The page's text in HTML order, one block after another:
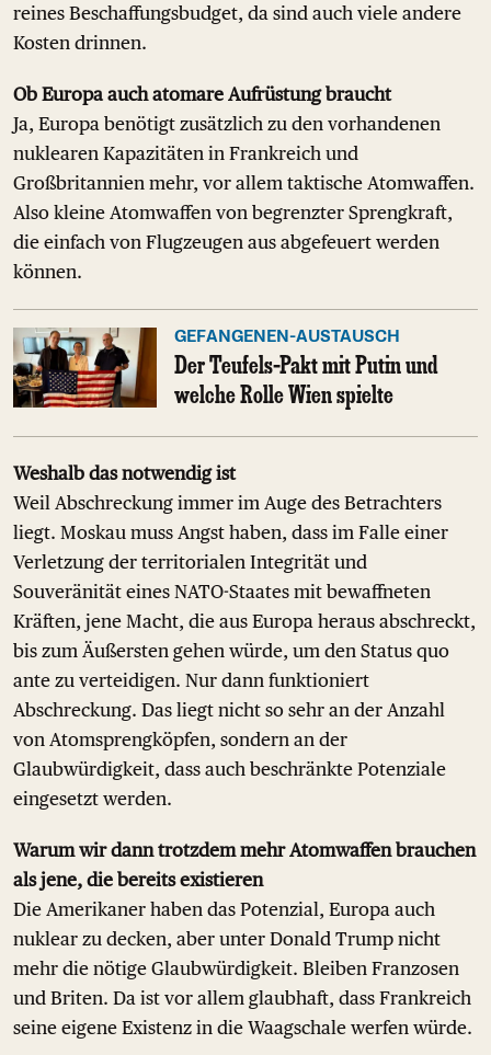
reines Beschaffungsbudget, da sind auch viele andere
Kosten drinnen.
Ob Europa auch atomare Aufrüstung braucht
Ja, Europa benötigt zusätzlich zu den vorhandenen
nuklearen Kapazitäten in Frankreich und
Großbritannien mehr, vor allem taktische Atomwaffen.
Also kleine Atomwaffen von begrenzter Sprengkraft,
die einfach von Flugzeugen aus abgefeuert werden
können.
GEFANGENEN-AUSTAUSCH
Der Teufels-Pakt mit Putin und
welche Rolle Wien spielte
Weshalb das notwendig ist
Weil Abschreckung immer im Auge des Betrachters
liegt. Moskau muss Angst haben, dass im Falle einer
Verletzung der territorialen Integrität und
Souveränität eines NATO-Staates mit bewaffneten
Kräften, jene Macht, die aus Europa heraus abschreckt,
bis zum Äußersten gehen würde, um den Status quo
ante zu verteidigen. Nur dann funktioniert
Abschreckung. Das liegt nicht so sehr an der Anzahl
von Atomsprengköpfen, sondern an der
Glaubwürdigkeit, dass auch beschränkte Potenziale
eingesetzt werden.
Warum wir dann trotzdem mehr Atomwaffen brauchen
als jene, die bereits existieren
Die Amerikaner haben das Potenzial, Europa auch
nuklear zu decken, aber unter Donald Trump nicht
mehr die nötige Glaubwürdigkeit. Bleiben Franzosen
und Briten. Da ist vor allem glaubhaft, dass Frankreich
seine eigene Existenz in die Waagschale werfen würde.